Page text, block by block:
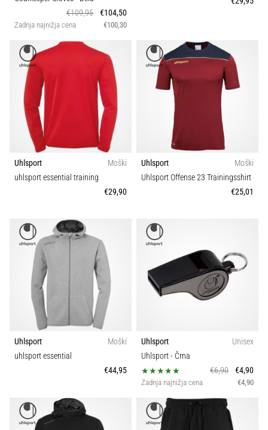
ženski
EURO
2025
uradnimi
dresi
kopačkami
znamk
adidas
in
PUMA.
tekme,
gola
Prikaži
vse
članke
Trajnostno
Teža (g)
€109,95
€104,50
Zadnja najnižja cena €100,30
Uhlsport
Moški
uhlsport essential training
€29,90
Uhlsport
Moški
Uhlsport Offense 23 Trainingsshirt
€25,01
Uhlsport
Moški
uhlsport essential
€44,95
Uhlsport
Unisex
Uhlsport- Črna
€6,90
€4,90
Zadnja najnižja cena €4,90